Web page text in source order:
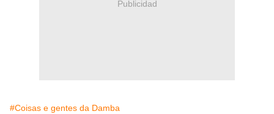
Publicidad
#Coisas e gentes da Damba